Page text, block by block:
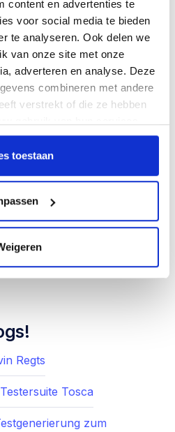
content en advertenties te
voor social media te bieden
te analyseren. Ook delen we
van onze site met onze
adverteren en analyse. Deze
combineren met andere
verstrekt of die ze hebben
toestaan
Verbesserung gearbeitet
zu einem neuen
Auch hier bietet
an. Indem frühere Tests
neuen Testfälle kombiniert
stets die "Kontrolle"
ermöglicht es ihm, einem
Heuschnupfen im
Heuschnupfen bieten wir
an. Wir empfehlen
einzunehmen. Sollten Sie
fragen Sie uns einfach!
Regts
Tosca
zum